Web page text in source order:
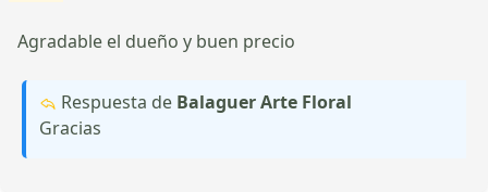
Agradable el dueño y buen precio
Respuesta de Balaguer Arte Floral
Gracias